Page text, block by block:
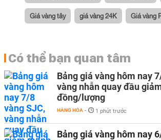
Giá vàng tây giá vàng 24K Giá vàng
Có thể bạn quan tâm
Bảng giá vàng hôm nay
vàng nhẫn quay đầu
đồng/lượng
HÀNG HÓA - 1 phút trước
Bảng giá vàng hôm nay